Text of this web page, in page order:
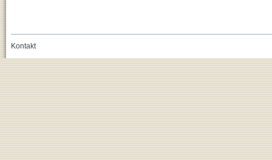
Kontakt